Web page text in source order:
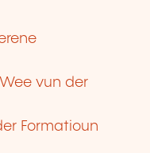
vun der
Formatioun